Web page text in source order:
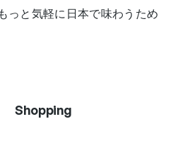
っと気軽に日本で味わうため
Shopping